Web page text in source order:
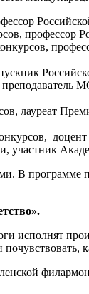
профессор
лауреат
участник
В
исполнят